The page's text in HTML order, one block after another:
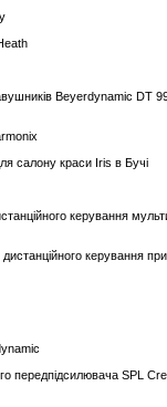
Beyerdynamic DT
салону краси Iris в Бучі
керування
керування
передпідсилювача SPL